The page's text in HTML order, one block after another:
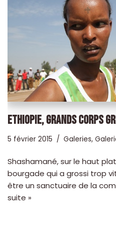
ETHIOPIE, GRANDS CORPS
5 février 2015 Galeries,
Shashamané, sur le haut
bourgade qui a grossi trop
être un sanctuaire de la
suite »